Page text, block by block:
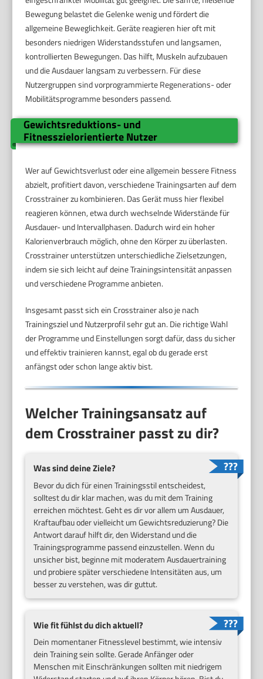
Bewegung belastet die Gelenke wenig und fördert die
allgemeine Beweglichkeit. Geräte reagieren hier oft mit
besonders niedrigen Widerstandsstufen und langsamen,
kontrollierten Bewegungen. Das hilft, Muskeln aufzubauen
und die Ausdauer langsam zu verbessern. Für diese
Nutzergruppen sind vorprogrammierte Regenerations- oder
Mobilitätsprogramme besonders passend.
Gewichtsreduktions- und
Fitnesszielorientierte Nutzer
Wer auf Gewichtsverlust oder eine allgemein bessere Fitness
abzielt, profitiert davon, verschiedene Trainingsarten auf dem
Crosstrainer zu kombinieren. Das Gerät muss hier flexibel
reagieren können, etwa durch wechselnde Widerstände für
Ausdauer- und Intervallphasen. Dadurch wird ein hoher
Kalorienverbrauch möglich, ohne den Körper zu überlasten.
Crosstrainer unterstützen unterschiedliche Zielsetzungen,
indem sie sich leicht auf deine Trainingsintensität anpassen
und verschiedene Programme anbieten.
Insgesamt passt sich ein Crosstrainer also je nach
Trainingsziel und Nutzerprofil sehr gut an. Die richtige Wahl
der Programme und Einstellungen sorgt dafür, dass du sicher
und effektiv trainieren kannst, egal ob du gerade erst
anfängst oder schon lange aktiv bist.
Welcher Trainingsansatz auf
dem Crosstrainer passt zu dir?
Was sind deine Ziele?
Bevor du dich für einen Trainingsstil entscheidest,
solltest du dir klar machen, was du mit dem Training
erreichen möchtest. Geht es dir vor allem um Ausdauer,
Kraftaufbau oder vielleicht um Gewichtsreduzierung? Die
Antwort darauf hilft dir, den Widerstand und die
Trainingsprogramme passend einzustellen. Wenn du
unsicher bist, beginne mit moderatem Ausdauertraining
und probiere später verschiedene Intensitäten aus, um
besser zu verstehen, was dir guttut.
Wie fit fühlst du dich aktuell?
Dein momentaner Fitnesslevel bestimmt, wie intensiv
dein Training sein sollte. Gerade Anfänger oder
Menschen mit Einschränkungen sollten mit niedrigem